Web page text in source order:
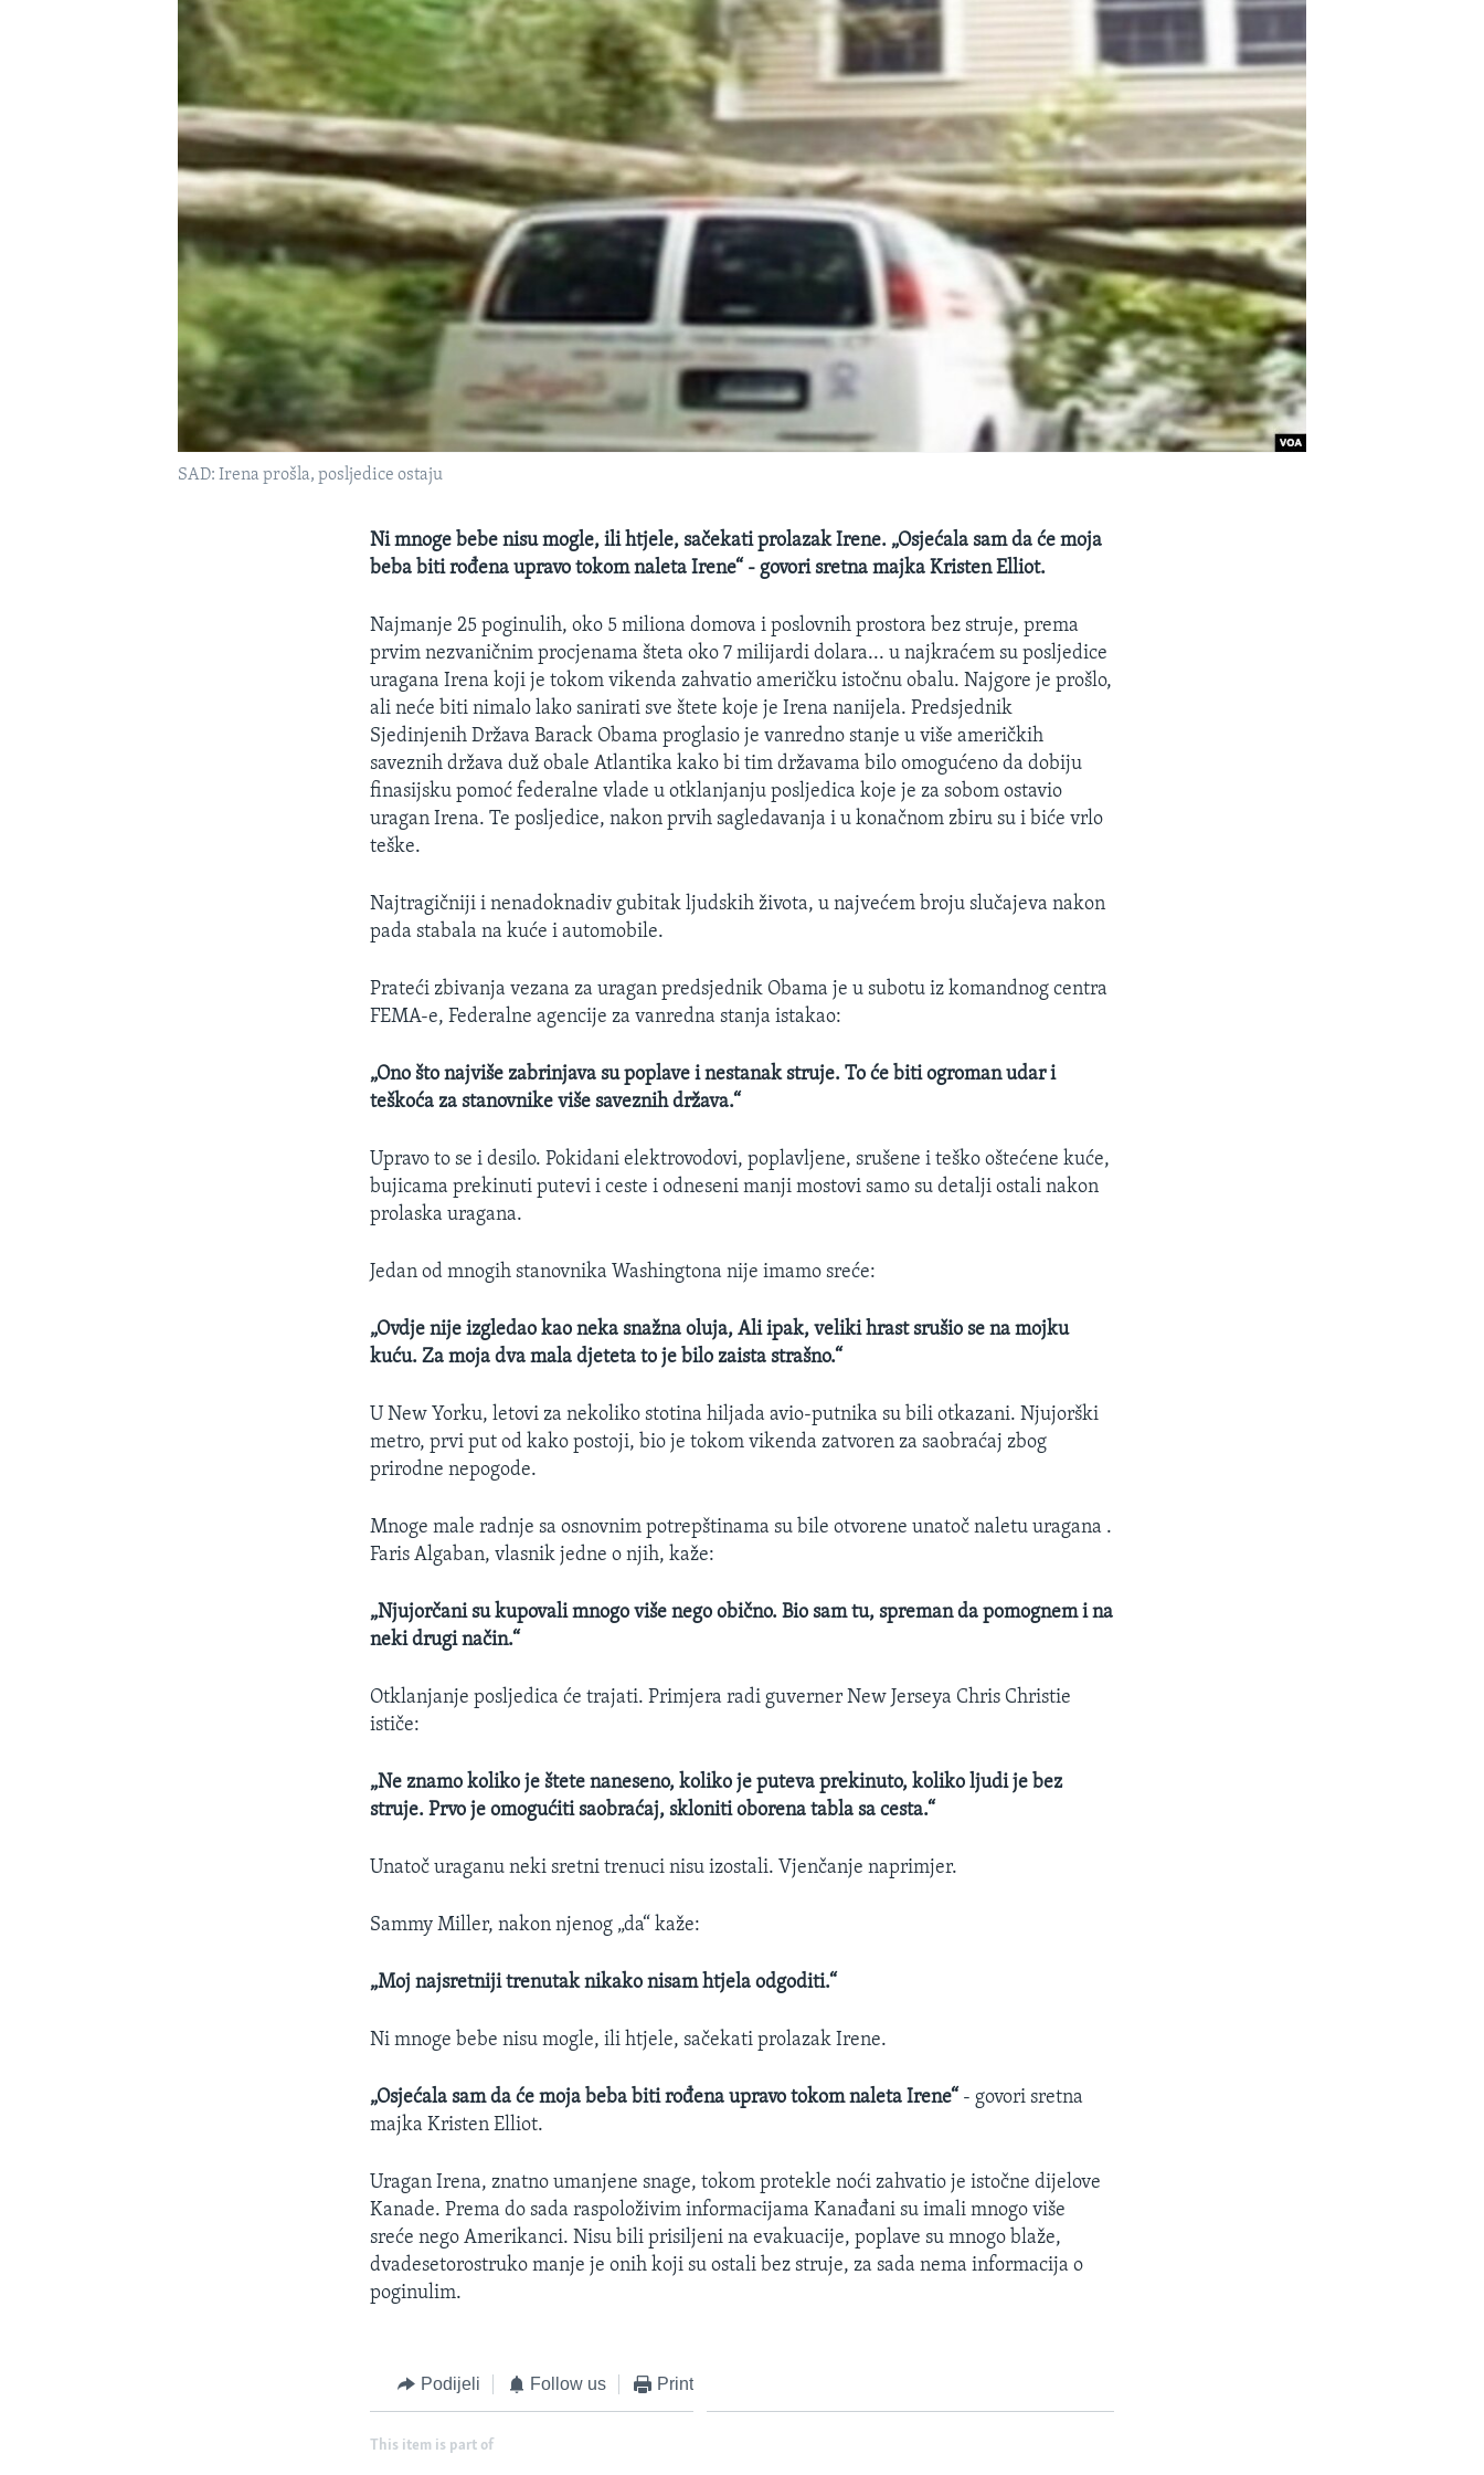
SAD: Irena prošla, posljedice ostaju
Ni mnoge bebe nisu mogle, ili htjele, sačekati prolazak Irene. „Osjećala sam da će moja
beba biti rođena upravo tokom naleta Irene“ - govori sretna majka Kristen Elliot.
Najmanje 25 poginulih, oko 5 miliona domova i poslovnih prostora bez struje, prema
prvim nezvaničnim procjenama šteta oko 7 milijardi dolara... u najkraćem su posljedice
uragana Irena koji je tokom vikenda zahvatio američku istočnu obalu. Najgore je prošlo,
ali neće biti nimalo lako sanirati sve štete koje je Irena nanijela. Predsjednik
Sjedinjenih Država Barack Obama proglasio je vanredno stanje u više američkih
saveznih država duž obale Atlantika kako bi tim državama bilo omogućeno da dobiju
finasijsku pomoć federalne vlade u otklanjanju posljedica koje je za sobom ostavio
uragan Irena. Te posljedice, nakon prvih sagledavanja i u konačnom zbiru su i biće vrlo
teške.
Najtragičniji i nenadoknadiv gubitak ljudskih života, u najvećem broju slučajeva nakon
pada stabala na kuće i automobile.
Prateći zbivanja vezana za uragan predsjednik Obama je u subotu iz komandnog centra
FEMA-e, Federalne agencije za vanredna stanja istakao:
„Ono što najviše zabrinjava su poplave i nestanak struje. To će biti ogroman udar i
teškoća za stanovnike više saveznih država.“
Upravo to se i desilo. Pokidani elektrovodovi, poplavljene, srušene i teško oštećene kuće,
bujicama prekinuti putevi i ceste i odneseni manji mostovi samo su detalji ostali nakon
prolaska uragana.
Jedan od mnogih stanovnika Washingtona nije imamo sreće:
„Ovdje nije izgledao kao neka snažna oluja, Ali ipak, veliki hrast srušio se na mojku
kuću. Za moja dva mala djeteta to je bilo zaista strašno.“
U New Yorku, letovi za nekoliko stotina hiljada avio-putnika su bili otkazani. Njujorški
metro, prvi put od kako postoji, bio je tokom vikenda zatvoren za saobraćaj zbog
prirodne nepogode.
Mnoge male radnje sa osnovnim potrepštinama su bile otvorene unatoč naletu uragana .
Faris Algaban, vlasnik jedne o njih, kaže:
„Njujorčani su kupovali mnogo više nego obično. Bio sam tu, spreman da pomognem i na
neki drugi način.“
Otklanjanje posljedica će trajati. Primjera radi guverner New Jerseya Chris Christie
ističe:
„Ne znamo koliko je štete naneseno, koliko je puteva prekinuto, koliko ljudi je bez
struje. Prvo je omogućiti saobraćaj, skloniti oborena tabla sa cesta.“
Unatoč uraganu neki sretni trenuci nisu izostali. Vjenčanje naprimjer.
Sammy Miller, nakon njenog „da“ kaže:
„Moj najsretniji trenutak nikako nisam htjela odgoditi.“
Ni mnoge bebe nisu mogle, ili htjele, sačekati prolazak Irene.
„Osjećala sam da će moja beba biti rođena upravo tokom naleta Irene“ - govori sretna
majka Kristen Elliot.
Uragan Irena, znatno umanjene snage, tokom protekle noći zahvatio je istočne dijelove
Kanade. Prema do sada raspoloživim informacijama Kanađani su imali mnogo više
sreće nego Amerikanci. Nisu bili prisiljeni na evakuacije, poplave su mnogo blaže,
dvadesetorostruko manje je onih koji su ostali bez struje, za sada nema informacija o
poginulim.
Podijeli Follow us Print
This item is part of